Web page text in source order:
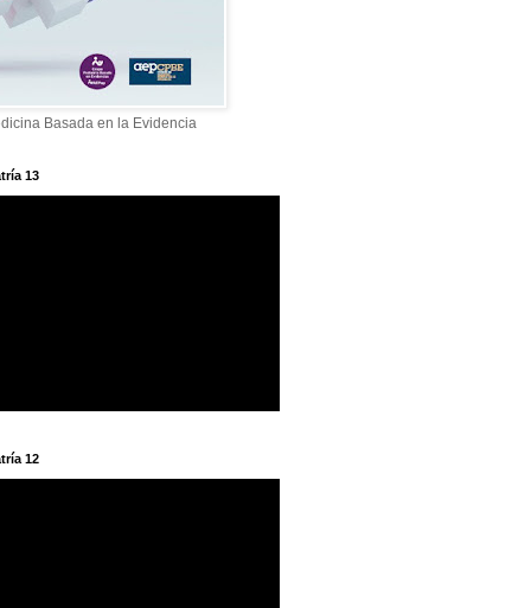
Basada en la Evidencia
13
12